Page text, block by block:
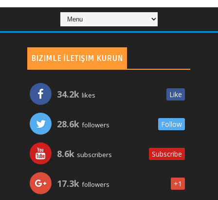
BIZIMLE İLETIŞIM KURUN
34.2k likes Like
28.6k followers Follow
8.6k subscribers Subscribe
17.3k followers +1